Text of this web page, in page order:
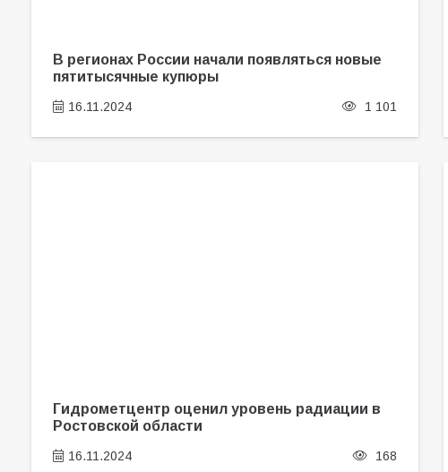
В регионах России начали появляться новые
пятитысячные купюры
16.11.2024 1 101
Гидрометцентр оценил уровень радиации в
Ростовской области
16.11.2024 168